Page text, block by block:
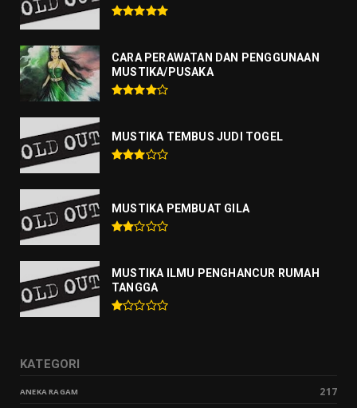
CARA PERAWATAN DAN PENGGUNAAN
MUSTIKA/PUSAKA
MUSTIKA TEMBUS JUDI TOGEL
MUSTIKA PEMBUAT GILA
MUSTIKA ILMU PENGHANCUR RUMAH
TANGGA
KATEGORI
ANEKA RAGAM 217